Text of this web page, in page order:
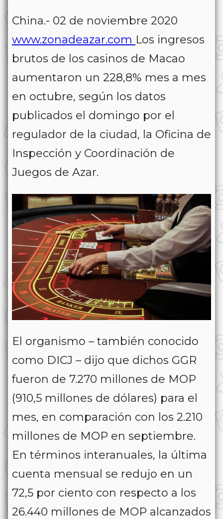
China.- 02 de noviembre 2020
www.zonadeazar.com Los ingresos
brutos de los casinos de Macao
aumentaron un 228,8% mes a mes
en octubre, según los datos
publicados el domingo por el
regulador de la ciudad, la Oficina de
Inspección y Coordinación de
Juegos de Azar.
El organismo – también conocido
como DICJ – dijo que dichos GGR
fueron de 7.270 millones de MOP
(910,5 millones de dólares) para el
mes, en comparación con los 2.210
millones de MOP en septiembre.
En términos interanuales, la última
cuenta mensual se redujo en un
72,5 por ciento con respecto a los
26.440 millones de MOP alcanzados